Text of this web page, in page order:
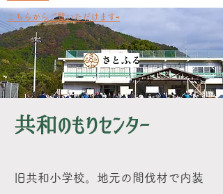
​こちらからご覧いただけます⇨
共和のもりセンター
旧共和小学校。地元の間伐材で内装